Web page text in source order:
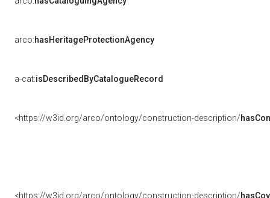
arco:hasHeritageProtectionAgency
a-cat:isDescribedByCatalogueRecord
<https://w3id.org/arco/ontology/construction-description/
<https://w3id.org/arco/ontology/construction-description/